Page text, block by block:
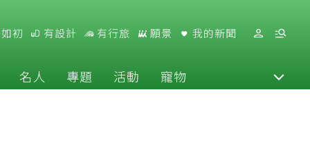
初 有設計 有行旅 願景 我的新聞
名人 專題 活動 寵物